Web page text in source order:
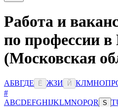
Работа и
по профессии в
(Московская
АБВГДЕ Ё ЖЗИ Й КЛМНОПР
#
ABCDEFGHIJKLMNOPQR S T